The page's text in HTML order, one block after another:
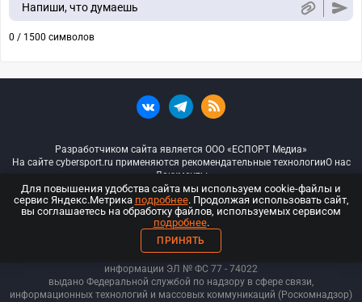
Напиши, что думаешь
0 / 1500 символов
Разработчиком сайта является ООО «ЕСПОРТ Медиа»
На сайте cybersport.ru применяются рекомендательные технологииО нас
Документы
© ООО «Киберспорт.ру» — Все права защищены
18+
ООО «Киберспорт.ру». Свидетельство о регистрации средств массовой
информации ЭЛ № ФС 77 - 74022
выдано Федеральной службой по надзору в сфере связи,
информационных технологий и массовых коммуникаций (Роскомнадзор)
Для повышения удобства сайта мы используем cookie-файлы и
сервис Яндекс.Метрика подробнее. Продолжая использовать сайт,
вы соглашаетесь на обработку файлов, используемых сервисом
подробнее.
ПРИНЯТЬ